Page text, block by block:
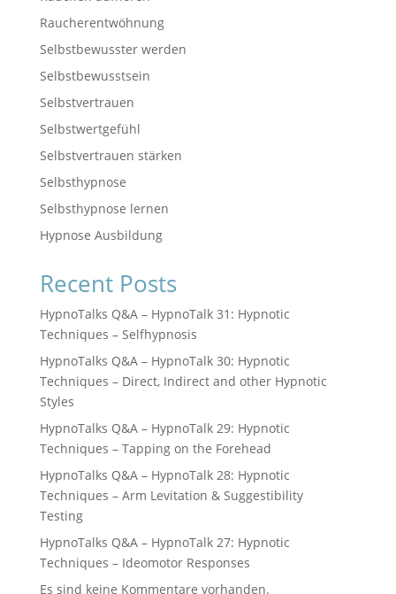
Raucherentwöhnung
Selbstbewusster werden
Selbstbewusstsein
Selbstvertrauen
Selbstwertgefühl
Selbstvertrauen stärken
Selbsthypnose
Selbsthypnose lernen
Hypnose Ausbildung
Recent Posts
HypnoTalks Q&A – HypnoTalk 31: Hypnotic
Techniques – Selfhypnosis
HypnoTalks Q&A – HypnoTalk 30: Hypnotic
Techniques – Direct, Indirect and other Hypnotic
Styles
HypnoTalks Q&A – HypnoTalk 29: Hypnotic
Techniques – Tapping on the Forehead
HypnoTalks Q&A – HypnoTalk 28: Hypnotic
Techniques – Arm Levitation & Suggestibility
Testing
HypnoTalks Q&A – HypnoTalk 27: Hypnotic
Techniques – Ideomotor Responses
Es sind keine Kommentare vorhanden.